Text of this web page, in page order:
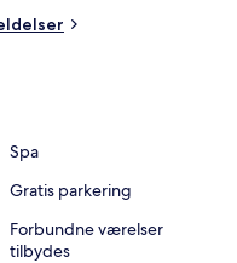
Spa
Gratis parkering
Forbundne værelser
tilbydes